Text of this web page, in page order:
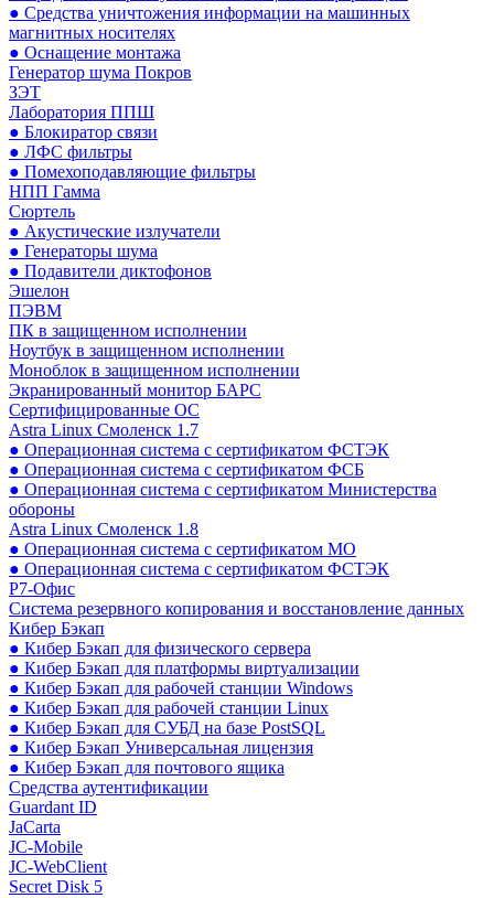
● Средства уничтожения информации на машинных
магнитных носителях
● Оснащение монтажа
Генератор шума Покров
ЗЭТ
Лаборатория ППШ
● Блокиратор связи
● ЛФС фильтры
● Помехоподавляющие фильтры
НПП Гамма
Сюртель
● Акустические излучатели
● Генераторы шума
● Подавители диктофонов
Эшелон
ПЭВМ
ПК в защищенном исполнении
Ноутбук в защищенном исполнении
Моноблок в защищенном исполнении
Экранированный монитор БАРС
Сертифицированные ОС
Astra Linux Смоленск 1.7
● Операционная система с сертификатом ФСТЭК
● Операционная система с сертификатом ФСБ
● Операционная система с сертификатом Министерства
обороны
Astra Linux Смоленск 1.8
● Операционная система с сертификатом МО
● Операционная система с сертификатом ФСТЭК
Р7-Офис
Система резервного копирования и восстановление данных
Кибер Бэкап
● Кибер Бэкап для физического сервера
● Кибер Бэкап для платформы виртуализации
● Кибер Бэкап для рабочей станции Windows
● Кибер Бэкап для рабочей станции Linux
● Кибер Бэкап для СУБД на базе PostSQL
● Кибер Бэкап Универсальная лицензия
● Кибер Бэкап для почтового ящика
Средства аутентификации
Guardant ID
JaCarta
JC-Mobile
JC-WebClient
Secret Disk 5